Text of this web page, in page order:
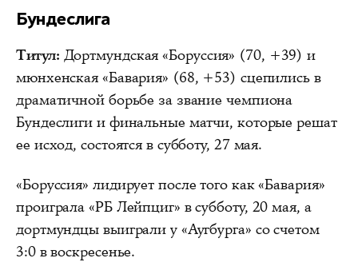
Бундеслига
Титул: Дортмундская «Боруссия» (70, +39) и
мюнхенская «Бавария» (68, +53) сцепились в
драматичной борьбе за звание чемпиона
Бундеслиги и финальные матчи, которые решат
ее исход, состоятся в субботу, 27 мая.
«Боруссия» лидирует после того как «Бавария»
проиграла «РБ Лейпциг» в субботу, 20 мая, а
дортмундцы выиграли у «Аугбурга» со счетом
3:0 в воскресенье.